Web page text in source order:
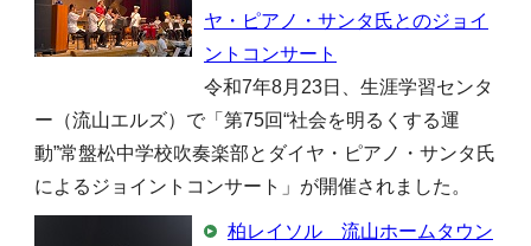
ヤ・ピアノ・サンタ氏とのジョイ
ントコンサート
令和7年8月23日、生涯学習センタ
ー（流山エルズ）で「第75回“社会を明るくする運
動”常盤松中学校吹奏楽部とダイヤ・ピアノ・サンタ氏
によるジョイントコンサート」が開催されました。
柏レイソル 流山ホームタウン